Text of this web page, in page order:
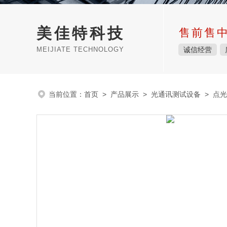
美佳特科技
MEIJIATE TECHNOLOGY
售前售
诚信经营
当前位置： 首页 > 产品展示 > 光通讯测试设备 > 点